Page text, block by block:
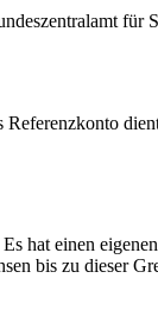
für
hat einen
bis zu dieser